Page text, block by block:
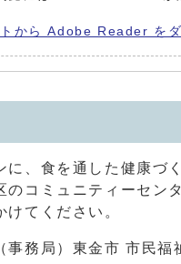
から Adobe Reader をダ
に、食を通した健康
コミュニティーセン
てください。
事務局）東金市 市民